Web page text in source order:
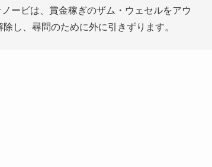
ービは、賞金稼ぎのザム・ウェセルをアウ
し、尋問のために外に引きずります。